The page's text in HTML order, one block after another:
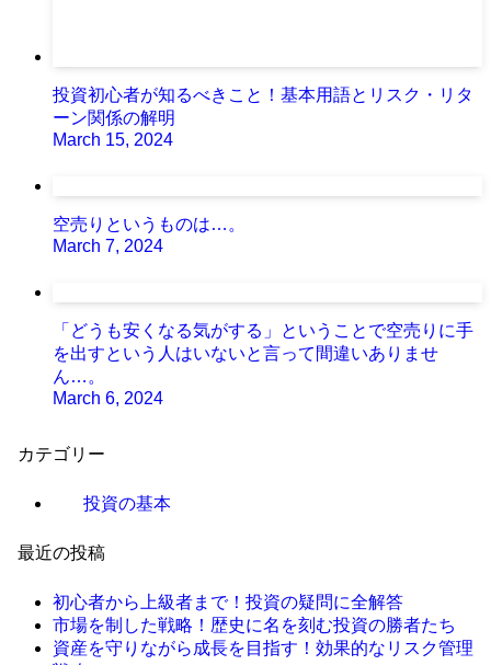
投資初心者が知るべきこと！基本用語とリスク・リタ
ーン関係の解明
March 15, 2024
空売りというものは…。
March 7, 2024
「どうも安くなる気がする」ということで空売りに手
を出すという人はいないと言って間違いありませ
ん…。
March 6, 2024
カテゴリー
投資の基本
最近の投稿
初心者から上級者まで！投資の疑問に全解答
市場を制した戦略！歴史に名を刻む投資の勝者たち
資産を守りながら成長を目指す！効果的なリスク管理